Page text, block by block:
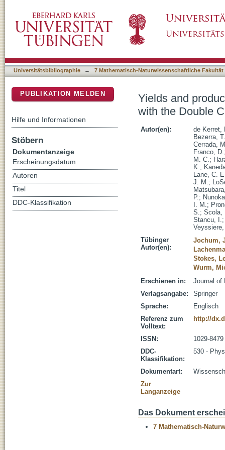
and far detectors
Universitätsbibliographie → 7 Mathematisch-Naturwissenschaftliche Fakultät
Yields and
with the Double
Autor(en):
de Kerret,
Bezerra,
Cerrada,
Franco, D.
M. C.;
K.;
Lane, C.
J. M.;
P.;
I. M.;
S.; Scola,
Stancu, I.
Tübinger
Autor(en):
Jochum,
Stokes,
Wurm,
Erschienen in:
Journal of
Verlagsangabe:
Springer
Sprache:
Englisch
Referenz zum
Volltext:
http://
ISSN:
1029-8479
DDC-
Klassifikation:
530 -
Dokumentart:
Zur
Langanzeige
Das Dokument
7 Mathematisch-
PUBLIKATION MELDEN
Hilfe und Informationen
Stöbern
Dokumentanzeige
Erscheinungsdatum
Autoren
Titel
DDC-Klassifikation